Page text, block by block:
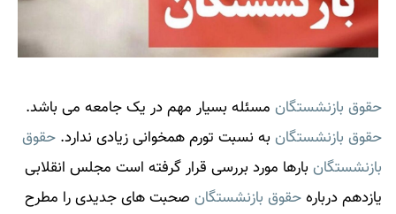
حقوق بازنشستگان مسئله بسیار مهم در یک جامعه می باشد.
حقوق بازنشستگان به نسبت تورم همخوانی زیادی ندارد. حقوق
بازنشستگان بارها مورد بررسی قرار گرفته است مجلس انقلابی
یازدهم دربارهحقوق بازنشستگان صحبت های جدیدی را مطرح